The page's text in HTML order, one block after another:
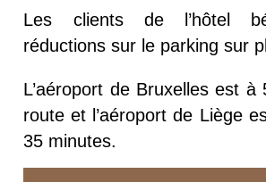
Les clients de l’hôtel
réductions sur le parking sur
L’aéroport de Bruxelles est à
route et l’aéroport de Liège
35 minutes.